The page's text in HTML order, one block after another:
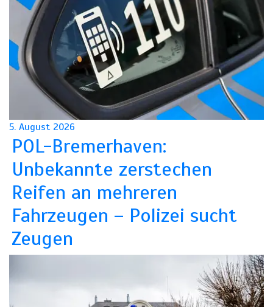
5. August 2026
POL-Bremerhaven:
Unbekannte zerstechen
Reifen an mehreren
Fahrzeugen – Polizei sucht
Zeugen